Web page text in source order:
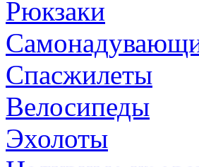
Рюкзаки
Спасжилеты
Велосипеды
Эхолоты